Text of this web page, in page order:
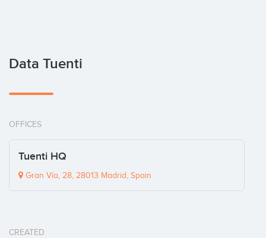
Data Tuenti
OFFICES
Tuenti HQ
Gran Vía, 28, 28013 Madrid, Spain
CREATED